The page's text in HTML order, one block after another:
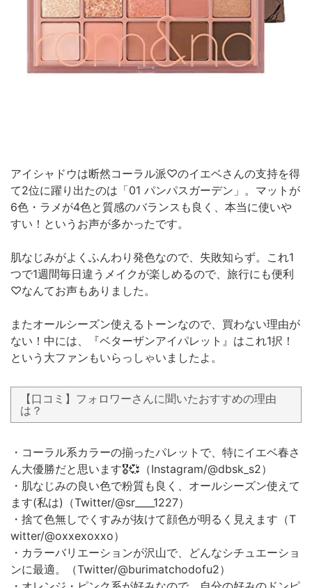
アイシャドウは断然コーラル派♡のイエベさんの支持を得
て2位に躍り出たのは「01 パンパスガーデン」。マットが
6色・ラメが4色と質感のバランスも良く、本当に使いや
すい！というお声が多かったです。
肌なじみがよくふんわり発色なので、失敗知らず。これ1
つで1週間毎日違うメイクが楽しめるので、旅行にも便利
♡なんてお声もありました。
またオールシーズン使えるトーンなので、買わない理由が
ない！中には、『ベターザンアイパレット』はこれ1択！
という大ファンもいらっしゃいましたよ。
【口コミ】フォロワーさんに聞いたおすすめの理由
は？
・コーラル系カラーの揃ったパレットで、特にイエベ春さ
ん大優勝だと思います🎖️💞（Instagram/@dbsk_s2）
・肌なじみの良い色で粉質も良く、オールシーズン使えて
ます(私は)（Twitter/@sr____1227）
・捨て色無しでくすみが抜けて顔色が明るく見えます（T
witter/@oxxexoxxo）
・カラーバリエーションが沢山で、どんなシチュエーショ
ンに最適。（Twitter/@burimatchodofu2）